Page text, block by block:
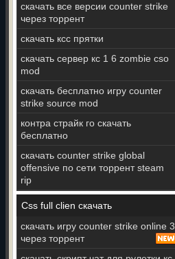
скачать все версии counter strike
через торрент
скачать ксс прятки
скачать сервер кс 1 6 zombie cso
mod
скачать бесплатно игру counter
strike source mod
контра страйк го скачать
бесплатно
скачать counter strike global
offensive по сети торрент steam
rip
Css full clien скачать
скачать игру counter strike online 3
через торрент